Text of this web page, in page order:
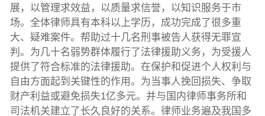
展，以管理求效益，以质量求信誉，以知识服务于市
场。全体律师具有本科以上学历，成功完成了很多重
大、疑难案件。帮助过十几名刑事被告人获得无罪宣
判。为几十名弱势群体履行了法律援助义务，为受援人
提供了符合标准的法律援助。在保护和促进个人权利与
自由方面起到关键性的作用。为当事人挽回损失、争取
财产利益或避免损失1亿多元。并与国内律师事务所和
司法机关建立了长久良好的关系。律师业务遍及我国多